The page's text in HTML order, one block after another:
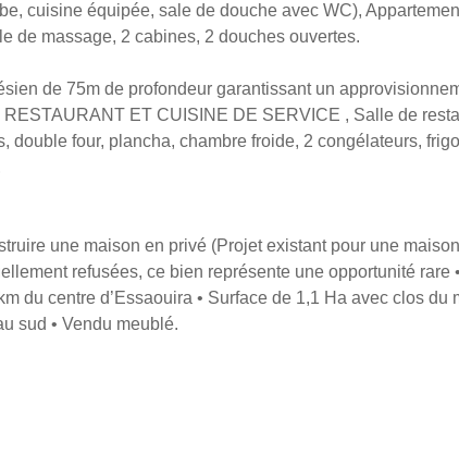
cuisine équipée, sale de douche avec WC),
de massage, 2 cabines, 2 douches ouvertes.
de 75m de profondeur garantissant un
ET CUISINE DE SERVICE , Salle de
four, plancha, chambre froide, 2 congélateurs,
une maison en privé (Projet existant pour une
refusées, ce bien représente une opportunité
du centre d’Essaouira • Surface de 1,1 Ha avec clos
sud • Vendu meublé.